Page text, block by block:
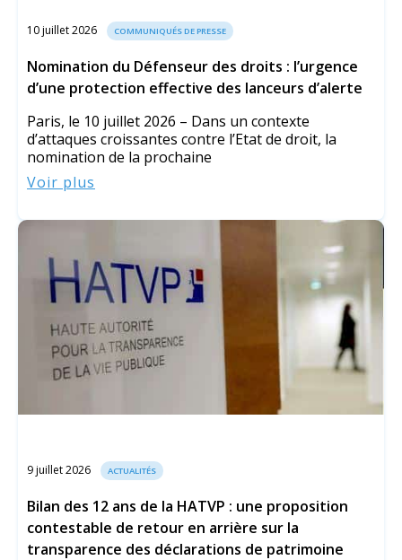
10 juillet 2026 COMMUNIQUÉS DE PRESSE
Nomination du Défenseur des droits : l’urgence
d’une protection effective des lanceurs d’alerte
Paris, le 10 juillet 2026 – Dans un contexte
d’attaques croissantes contre l’Etat de droit, la
nomination de la prochaine
Voir plus
9 juillet 2026 ACTUALITÉS
Bilan des 12 ans de la HATVP : une proposition
contestable de retour en arrière sur la
transparence des déclarations de patrimoine